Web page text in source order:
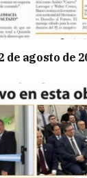
de agosto de